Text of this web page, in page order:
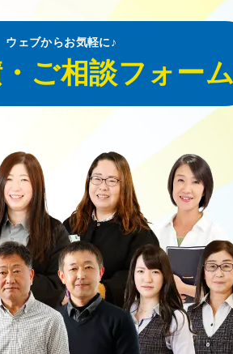
ウェブからお気軽に♪
ご相談フォーム